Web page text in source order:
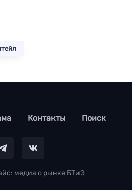
Контакты Поиск
медиа о рынке БТиЭ